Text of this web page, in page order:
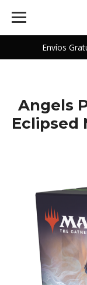
Envíos
Angels
Eclipsed